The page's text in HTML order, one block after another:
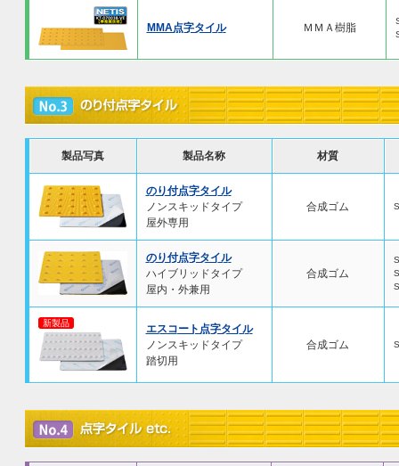
MMA点字タイル ＭＭＡ樹脂
製品写真 製品名称 材質
のり付点字タイル
ノンスキッドタイプ
屋外専用
合成ゴム
のり付点字タイル
ハイブリッドタイプ
屋内・外兼用
合成ゴム
新製品
エスコート点字タイル
ノンスキッドタイプ
踏切用
合成ゴム